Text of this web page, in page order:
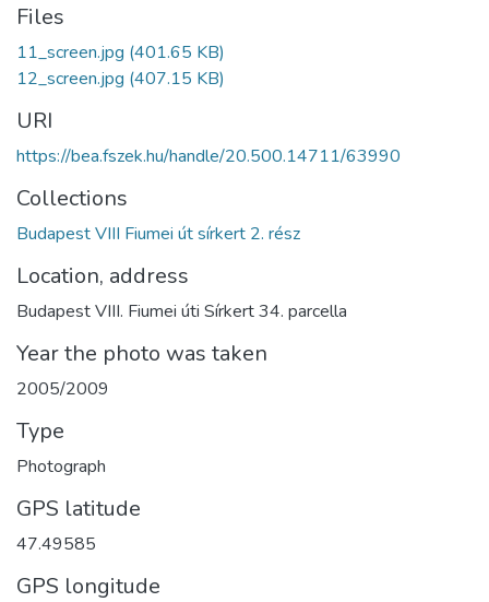
Files
11_screen.jpg (401.65 KB)
12_screen.jpg (407.15 KB)
URI
https://bea.fszek.hu/handle/20.500.14711/63990
Collections
Budapest VIII Fiumei út sírkert 2. rész
Location, address
Budapest VIII. Fiumei úti Sírkert 34. parcella
Year the photo was taken
2005/2009
Type
Photograph
GPS latitude
47.49585
GPS longitude